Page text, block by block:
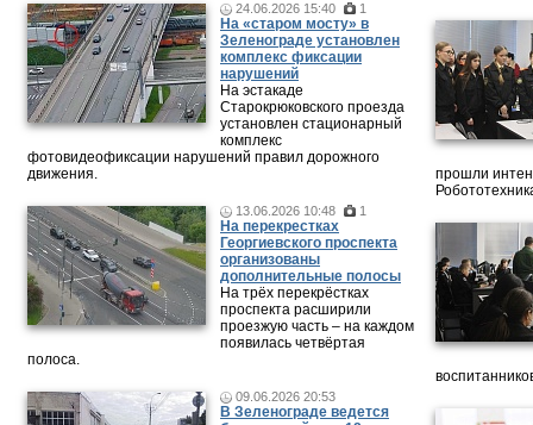
24.06.2026 15:40 1
На «старом мосту» в
Зеленограде установлен
комплекс фиксации
нарушений
На эстакаде
Старокрюковского проезда
установлен стационарный
комплекс
фотовидеофиксации нарушений правил дорожного
движения.
13.06.2026 10:48 1
На перекрестках
Георгиевского проспекта
организованы
дополнительные полосы
На трёх перекрёстках
проспекта расширили
проезжую часть – на каждом
появилась четвёртая
полоса.
09.06.2026 20:53
В Зеленограде ведется
прошли